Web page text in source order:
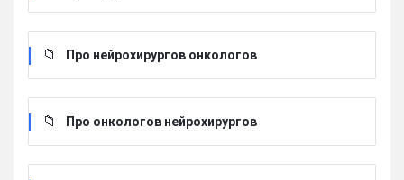
Про нейрохирургов онкологов
Про онкологов нейрохирургов